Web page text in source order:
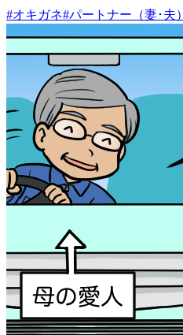
#オキガネ#パートナー（妻･夫）